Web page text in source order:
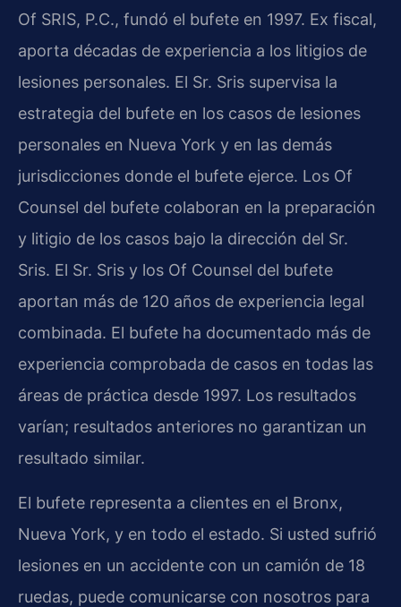
Of SRIS, P.C., fundó el bufete en 1997. Ex fiscal,
aporta décadas de experiencia a los litigios de
lesiones personales. El Sr. Sris supervisa la
estrategia del bufete en los casos de lesiones
personales en Nueva York y en las demás
jurisdicciones donde el bufete ejerce. Los Of
Counsel del bufete colaboran en la preparación
y litigio de los casos bajo la dirección del Sr.
Sris. El Sr. Sris y los Of Counsel del bufete
aportan más de 120 años de experiencia legal
combinada. El bufete ha documentado más de
experiencia comprobada de casos en todas las
áreas de práctica desde 1997. Los resultados
varían; resultados anteriores no garantizan un
resultado similar.
El bufete representa a clientes en el Bronx,
Nueva York, y en todo el estado. Si usted sufrió
lesiones en un accidente con un camión de 18
ruedas, puede comunicarse con nosotros para